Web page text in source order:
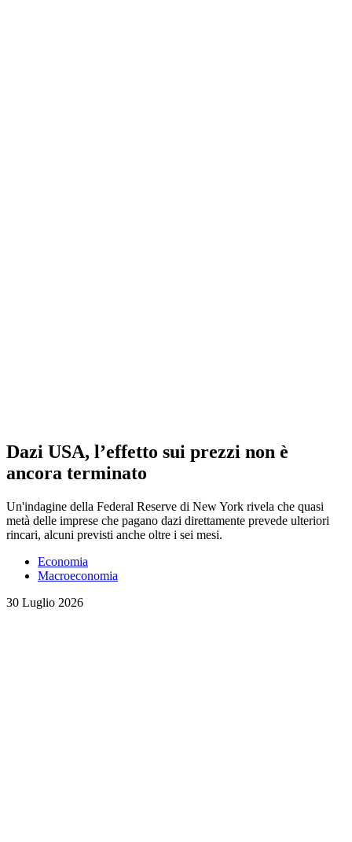
Dazi USA, l’effetto sui prezzi non è
ancora terminato
Un'indagine della Federal Reserve di New York rivela che quasi
metà delle imprese che pagano dazi direttamente prevede ulteriori
rincari, alcuni previsti anche oltre i sei mesi.
Economia
Macroeconomia
30 Luglio 2026